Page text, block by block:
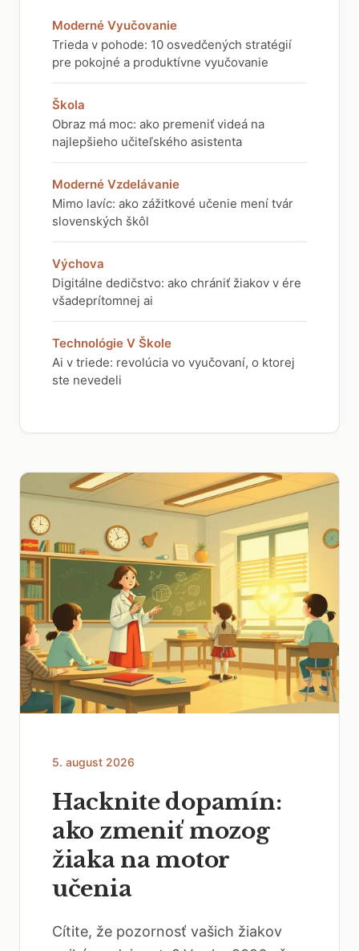
Moderné Vyučovanie
Trieda v pohode: 10 osvedčených stratégií
pre pokojné a produktívne vyučovanie
Škola
Obraz má moc: ako premeniť videá na
najlepšieho učiteľského asistenta
Moderné Vzdelávanie
Mimo lavíc: ako zážitkové učenie mení tvár
slovenských škôl
Výchova
Digitálne dedičstvo: ako chrániť žiakov v ére
všadeprítomnej ai
Technológie V Škole
Ai v triede: revolúcia vo vyučovaní, o ktorej
ste nevedeli
5. august 2026
Hacknite dopamín:
ako zmeniť mozog
žiaka na motor
učenia
Cítite, že pozornosť vašich žiakov